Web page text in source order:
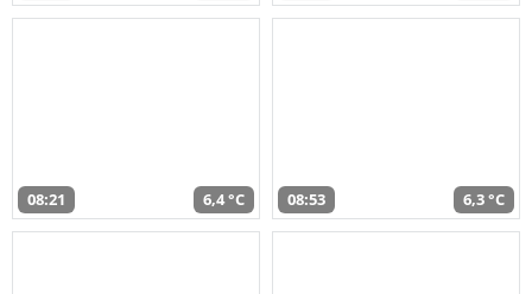
08:21 6,4 °C 08:53 6,3 °C